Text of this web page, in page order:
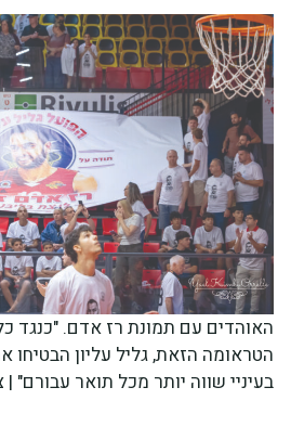
האוהדים עם תמונת רז אדם. "כנגד
הטראומה הזאת, גליל עליון הבטיחו
בעיניי שווה יותר מכל תואר עבורם"